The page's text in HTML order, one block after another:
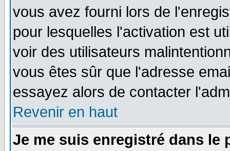
vous avez fourni lors de
pour lesquelles l'activation est
voir des utilisateurs
vous êtes sûr que l'adresse
essayez alors de contacter
Revenir en haut
Je me suis enregistré dans le